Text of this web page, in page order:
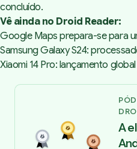
concluído.
Vê ainda no Droid Reader:
Google Maps prepara-se para
Samsung Galaxy S24:
Xiaomi 14 Pro: lançamento
A